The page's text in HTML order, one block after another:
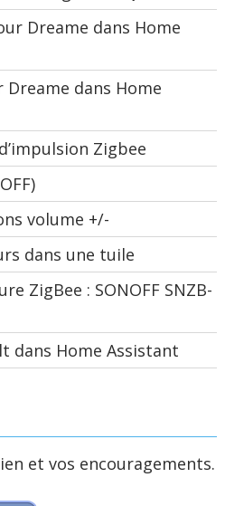
Dreame dans Home
dans Home
Zigbee
volume +/-
dans une tuile
ZigBee : SONOFF SNZB-
dans Home Assistant
et vos encouragements.